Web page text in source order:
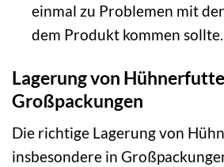
einmal zu Problemen mit
dem Produkt kommen sollte.
Lagerung von
Großpackungen
Die richtige Lagerung von
insbesondere in